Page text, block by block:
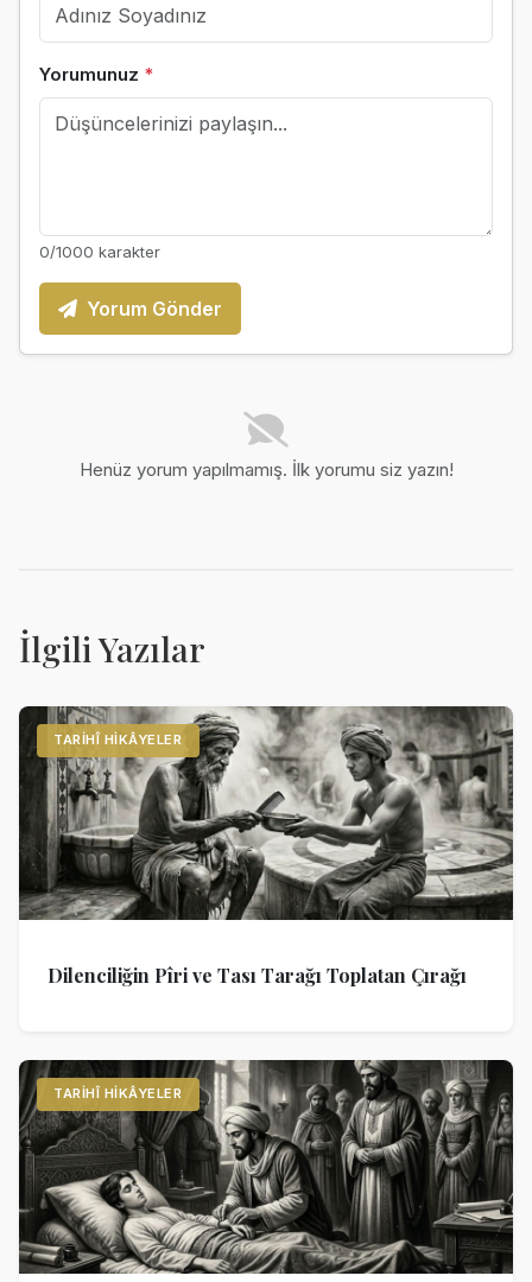
Yorumunuz *
0/1000 karakter
Yorum Gönder
Henüz yorum yapılmamış. İlk yorumu siz yazın!
İlgili Yazılar
TARIHÎ HIKÂYELER
Dilenciliğin Pîri ve Tası Tarağı Toplatan Çırağı
TARIHÎ HIKÂYELER